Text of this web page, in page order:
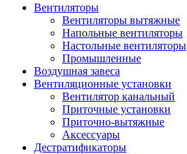
Вентиляторы
Вентиляторы вытяжные
Напольные вентиляторы
Настольные вентиляторы
Промышленные
Воздушная завеса
Вентиляционные установки
Вентилятор канальный
Приточные установки
Приточно-вытяжные
Аксессуары
Дестратификаторы